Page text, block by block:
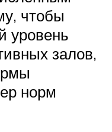
чтобы
уровень
залов,
норм